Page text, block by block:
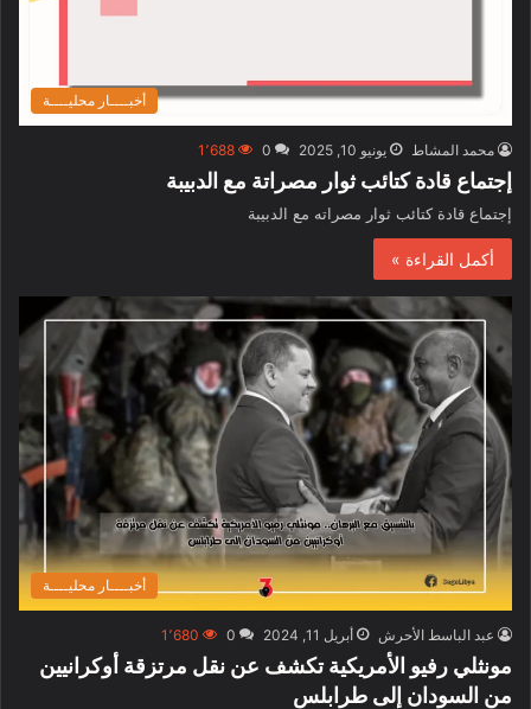
أخبــــار محليــــة
محمد المشاط يونيو 10, 2025 0 1٬688
إجتماع قادة كتائب ثوار مصراتة مع الدبيبة
إجتماع قادة كتائب ثوار مصراته مع الدبيبة
أكمل القراءة »
أخبــــار محليــــة
عبد الباسط الأحرش أبريل 11, 2024 0 1٬680
مونثلي رفيو الأمريكية تكشف عن نقل مرتزقة أوكرانيين
من السودان إلى طرابلس